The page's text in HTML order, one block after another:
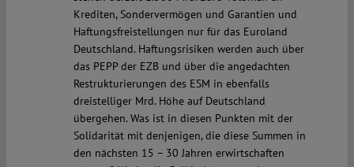
Krediten, Sondervermögen und Garantien und
Haftungsfreistellungen nur für das Euroland
Deutschland. Haftungsrisiken werden auch über
das PEPP der EZB und über die angedachten
Restrukturierungen des ESM in ebenfalls
dreistelliger Mrd. Höhe auf Deutschland
übergehen. Was ist in diesen Punkten mit der
Solidarität mit denjenigen, die diese Summen in
den nächsten 15 – 30 Jahren erwirtschaften